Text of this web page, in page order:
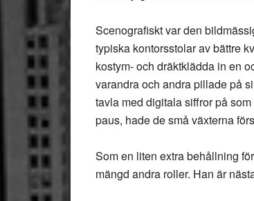
Scenografiskt var den
typiska kontorsstolar av bättre
kostym- och dräktklädda in en
varandra och andra pillade på
tavla med digitala siffror på
paus, hade de små växterna
Som en liten extra behållning
mängd andra roller. Han är